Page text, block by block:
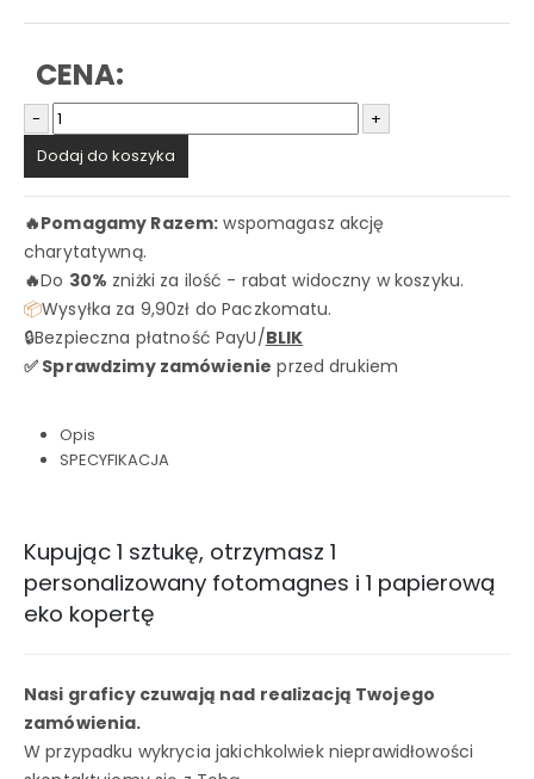
CENA:
-
+
Dodaj do koszyka
🔥Pomagamy Razem: wspomagasz akcję
charytatywną.
🔥Do 30% zniżki za ilość - rabat widoczny w koszyku.
📦Wysyłka za 9,90zł do Paczkomatu.
🔒Bezpieczna płatność PayU/BLIK
✅ Sprawdzimy zamówienie przed drukiem
Opis
SPECYFIKACJA
Kupując 1 sztukę, otrzymasz 1
personalizowany fotomagnes i 1 papierową
eko kopertę
Nasi graficy czuwają nad realizacją Twojego
zamówienia.
W przypadku wykrycia jakichkolwiek nieprawidłowości